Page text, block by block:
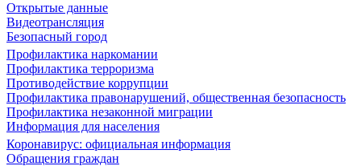
Открытые данные
Видеотрансляция
Безопасный город
Профилактика наркомании
Профилактика терроризма
Противодействие коррупции
Профилактика правонарушений, общественная безопасность
Профилактика незаконной миграции
Информация для населения
Коронавирус: официальная информация
Обращения граждан